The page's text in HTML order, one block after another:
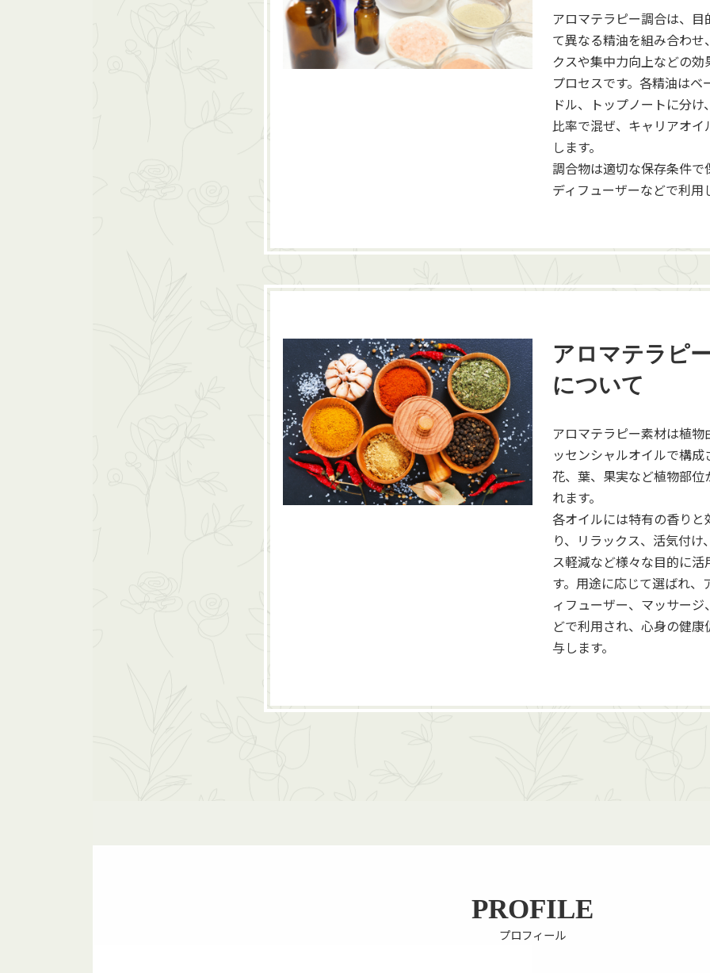
アロマテラピー調合は、目
て異なる精油を組み合わせ
クスや集中力向上などの効
プロセスです。各精油はベ
ドル、トップノートに分け
比率で混ぜ、キャリアオイ
します。
調合物は適切な保存条件で
ディフューザーなどで利用
アロマテラピ
について
アロマテラピー素材は植物
ッセンシャルオイルで構成
花、葉、果実など植物部位
れます。
各オイルには特有の香りと
り、リラックス、活気付け
ス軽減など様々な目的に活
す。用途に応じて選ばれ、
ィフューザー、マッサージ
どで利用され、心身の健康
与します。
PROFILE
プロフィール